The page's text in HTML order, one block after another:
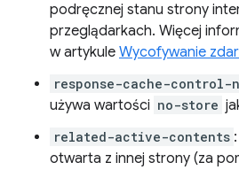
podręcznej stanu strony
przeglądarkach. Więcej
w artykule Wycofywanie
response-cache-control-
używa wartości no-store
related-active-contents
otwarta z innej strony (za